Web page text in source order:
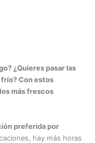
¿Quieres pasar las
Con estos
más frescos
preferida por
hay más horas